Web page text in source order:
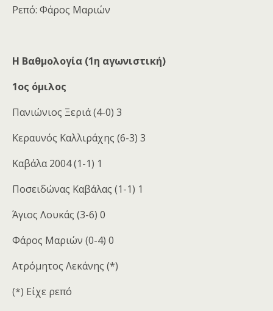
Ρεπό: Φάρος Μαριών
Η Βαθμολογία (1η αγωνιστική)
1ος όμιλος
Πανιώνιος Ξεριά (4-0) 3
Κεραυνός Καλλιράχης (6-3) 3
Καβάλα 2004 (1-1) 1
Ποσειδώνας Καβάλας (1-1) 1
Άγιος Λουκάς (3-6) 0
Φάρος Μαριών (0-4) 0
Ατρόμητος Λεκάνης (*)
(*) Είχε ρεπό